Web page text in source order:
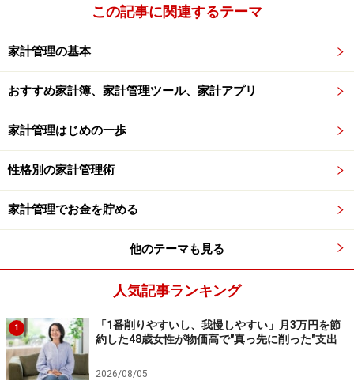
比べ、加工食品など値上げの対象となりやすい商品は、
今後さらに価格が上がる可能性が高く、家計に与える負
担も大きくなります。
「お金持ちカゴ」になるための工夫4つ
では、どうすれば「貧乏カゴ」から「お金持ちカゴ」に
の工夫をご紹介します。
麦茶や緑茶をペットボトルで買うと手軽ですが、毎日続
けるとコストがかさみます。ティーバッグを使って自宅
で煮出せば、数十円で何杯も作れて経済的。健康面でも
安心で、小さな習慣の積み重ねが大きな節約につながり
ます。
この記事に関連するテーマ
家計管理の基本
おすすめ家計簿、家計管理ツール、家計アプリ
家計管理はじめの一歩
性格別の家計管理術
家計管理でお金を貯める
他のテーマも見る
人気記事ランキング
1
「1番削りやすいし、我慢しやすい」月3万円を節
約した48歳女性が物価高で"真っ先に削った"支出
2026/08/05